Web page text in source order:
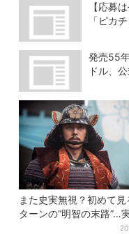
【応募
「ピカ
発売55
ドル、
また史実無視？初めて見
ターンの“明智の末路”…
ありえなくもない！？